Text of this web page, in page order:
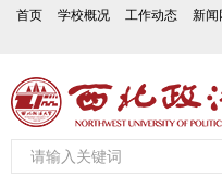
首页 学校概况 工作动态 新闻